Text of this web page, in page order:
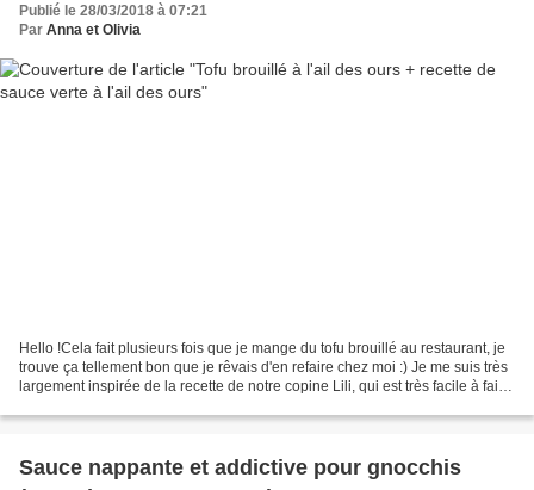
Publié le 28/03/2018 à 07:21
Par Anna et Olivia
Hello !Cela fait plusieurs fois que je mange du tofu brouillé au restaurant, je
trouve ça tellement bon que je rêvais d'en refaire chez moi :) Je me suis très
largement inspirée de la recette de notre copine Lili, qui est très facile à faire
Sauce nappante et addictive pour gnocchis